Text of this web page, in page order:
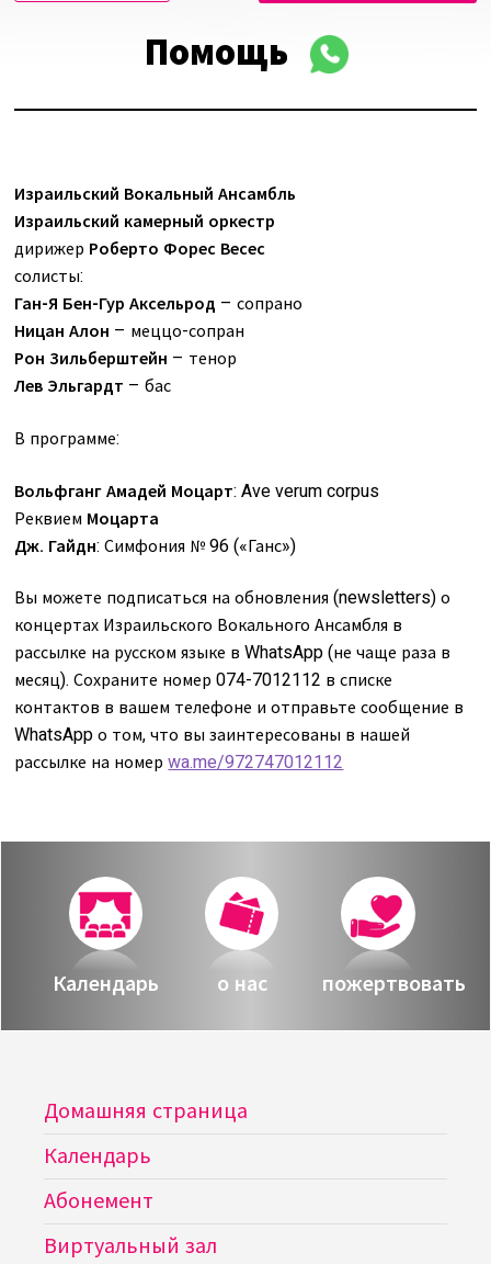
Помощь
Израильский Вокальный Ансамбль
Израильский камерный оркестр
дирижер Роберто Форес Весес
солисты:
Ган-Я Бен-Гур Аксельрод – сопрано
Ницан Алон – меццо-сопран
Рон Зильберштейн – тенор
Лев Эльгардт – бас
В программе:
Вольфганг Амадей Моцарт: Ave verum corpus
Реквием Моцарта
Дж. Гайдн: Симфония № 96 («Ганс»)
Вы можете подписаться на обновления (newsletters) о
концертах Израильского Вокального Ансамбля в
рассылке на русском языке в WhatsApp (не чаще раза в
месяц). Сохраните номер 074-7012112 в списке
контактов в вашем телефоне и отправьте сообщение в
WhatsApp о том, что вы заинтересованы в нашей
рассылке на номерwa.me/972747012112
Календарь о нас пожертвовать
Домашняя страница
Календарь
Абонемент
Виртуальный зал